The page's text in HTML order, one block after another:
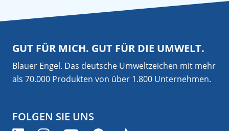
GUT FÜR MICH. GUT FÜR DIE UMWELT.
Blauer Engel. Das deutsche Umweltzeichen mit mehr
als 70.000 Produkten von über 1.800 Unternehmen.
FOLGEN SIE UNS